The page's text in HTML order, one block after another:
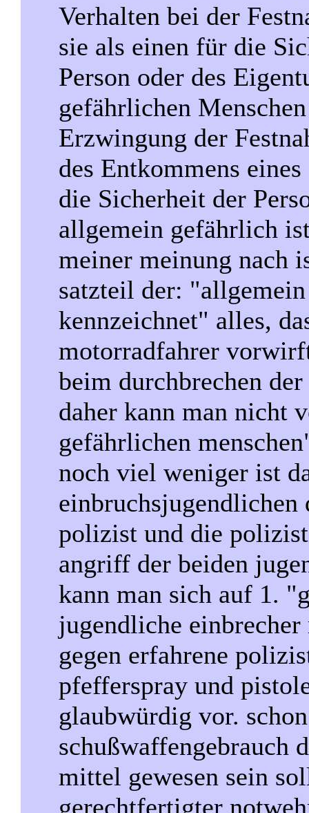
Verhalten bei der
sie als einen für die
Person oder des
gefährlichen
Erzwingung der
des Entkommens
die Sicherheit der
allgemein gefährlich
meiner meinung nach
satzteil der:
kennzeichnet" alles,
motorradfahrer
beim durchbrechen
daher kann man nicht
gefährlichen
noch viel weniger ist
einbruchsjugendlichen
polizist und die
angriff der beiden
kann man sich auf 1.
jugendliche
gegen erfahrene
pfefferspray und
glaubwürdig vor.
schußwaffengebrauch
mittel gewesen sein
gerechtfertigter